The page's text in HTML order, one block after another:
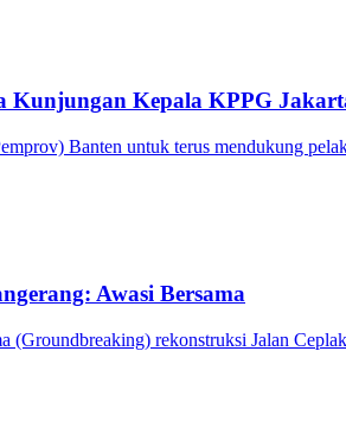
Kunjungan Kepala KPPG
Banten untuk terus mendukung
Awasi Bersama
rekonstruksi Jalan